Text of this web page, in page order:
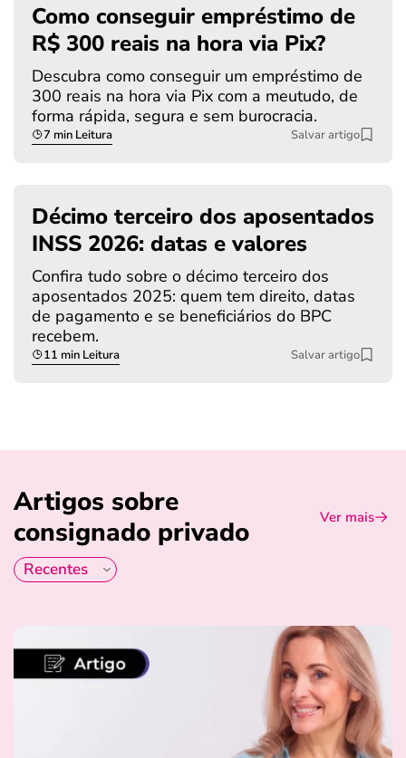
Como conseguir empréstimo de
R$ 300 reais na hora via Pix?
Descubra como conseguir um empréstimo de
300 reais na hora via Pix com a meutudo, de
forma rápida, segura e sem burocracia.
7 min Leitura Salvar artigo
Décimo terceiro dos aposentados
INSS 2026: datas e valores
Confira tudo sobre o décimo terceiro dos
aposentados 2025: quem tem direito, datas
de pagamento e se beneficiários do BPC
recebem.
11 min Leitura Salvar artigo
Artigos sobre
consignado privado
Ver mais